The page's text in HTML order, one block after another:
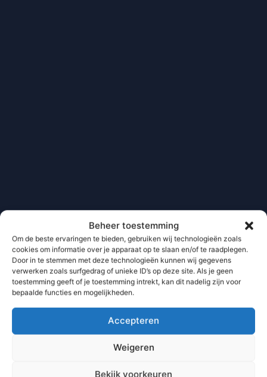
Beheer toestemming
Om de beste ervaringen te bieden, gebruiken wij technologieën zoals
cookies om informatie over je apparaat op te slaan en/of te raadplegen.
Door in te stemmen met deze technologieën kunnen wij gegevens
verwerken zoals surfgedrag of unieke ID’s op deze site. Als je geen
toestemming geeft of je toestemming intrekt, kan dit nadelig zijn voor
bepaalde functies en mogelijkheden.
Accepteren
Weigeren
Bekijk voorkeuren